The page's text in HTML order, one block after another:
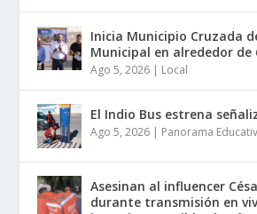
Inicia Municipio Cruzada
Municipal en alrededor de
Ago 5, 2026 | Local
El Indio Bus estrena
Ago 5, 2026 | Panorama
Asesinan al influencer
durante transmisión en